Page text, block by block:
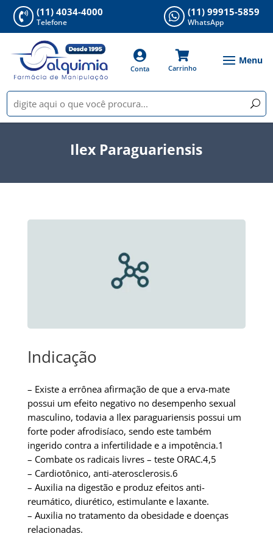
 (11) 4034-4000
Telefone  (11) 99915-5859
WhatsApp

Conta

Carrinho
Ilex Paraguariensis
Indicação
– Existe a errônea afirmação de que a erva-mate
possui um efeito negativo no desempenho sexual
masculino, todavia a Ilex paraguariensis possui um
forte poder afrodisíaco, sendo este também
ingerido contra a infertilidade e a impotência.1
– Combate os radicais livres – teste ORAC.4,5
– Cardiotônico, anti-aterosclerosis.6
– Auxilia na digestão e produz efeitos anti-
reumático, diurético, estimulante e laxante.
– Auxilia no tratamento da obesidade e doenças
relacionadas.